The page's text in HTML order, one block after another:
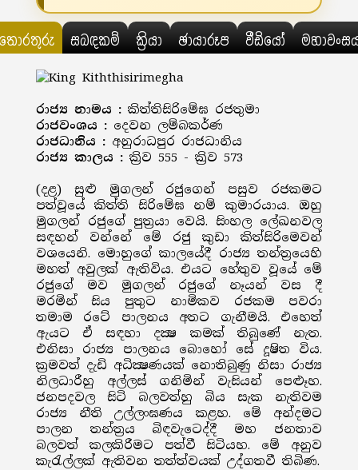
සබඳකම් ක්‍රියා ඡායාරූප වීඩියෝ
රාජ්‍ය නාමය : කිත්තිසිරිමේඝ රජතුමා
රාජවංශය : දෙවන ලම්බකර්ණ
රාජධානිය : අනුරාධපුර රාජධානිය
රාජ්‍ය කාලය : ක්‍රිව 555 - ක්‍රිව 573
(දළ) සුළු මුගලන් රජුගෙන් පසුව රජකමට
පත්වූයේ කිත්ති සිරිමේඝ නම් කුමාරයාය. ඔහු
මුගලන් රජුගේ පුත්‍රයා වෙයි. සිංහල ලේඛනවල
සඳහන් වන්නේ මේ රජු කුඩා කිත්සිරිමෙවන්
වශයෙනි. මොහුගේ කාලයේදී රාජ්‍ය තන්ත්‍රයෙහි
මහත් අවුලක් ඇතිවිය. එයට හේතුව වූයේ මේ
රජුගේ මව මුගලන් රජුගේ නෑයන් වස දී
මරමින් සිය පුතුට නාමිකව රජකම පවරා
තමාම රටේ පාලනය අතට ගැනීමයි. එහෙත්
ඇයට ඒ සඳහා දක්‍ෂ කමක් තිබුණේ නැත.
එනිසා රාජ්‍ය පාලනය බොහෝ සේ දූෂිත විය.
ක්‍රමවත් දැඩි අධික්‍ෂණයක් නොතිබුණු නිසා රාජ්‍ය
නිලධාරීහු අල්ලස් ගනිමින් වැසියන් පෙළූහ.
ජනපදවල සිටි බලවත්හු බිය සැක නැතිවම
රාජ්‍ය නීති උල්ලංඝණය කළහ. මේ අන්දමට
පාලන තන්ත්‍රය බිඳවැටෙද්දී මහ ජනතාව
බලවත් කලකිරීමට පත්වී සිටියහ. මේ අනුව
කැරැල්ලක් ඇතිවන තත්ත්වයක් උද්ගතවී තිබිණ.